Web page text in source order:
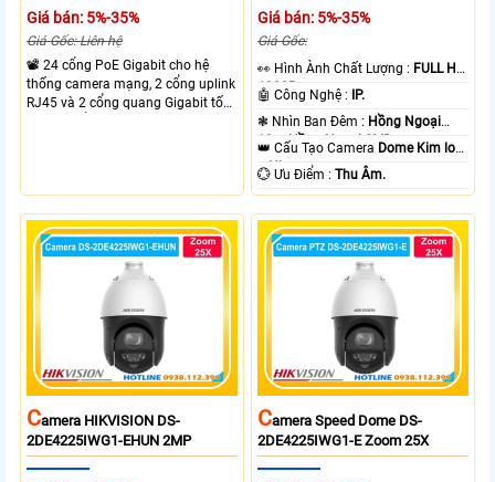
Giá bán: 5%-35%
Giá Gốc: Liên hệ
📽 24 cổng PoE Gigabit cho hệ
thống camera mạng, 2 cổng uplink
RJ45 và 2 cổng quang Gigabit tốc
Giá bán: 5%-35%
Giá Gốc:
️👀 Hình Ành Chất Lượng : FULL HD
1080P .
🤖️ Công Nghệ :
IP.
❃ Nhìn Ban Đêm : Hồng Ngoại
10m Hồng Ngoại SMD.
👑 Cấu Tạo Camera Dome Kim loại
+ Nhựa.
️💮 Ưu Điểm :Thu Âm.
CAmera HIKVISION DS-
2DE4225IWG1-EHUN 2MP
CAmera Speed Dome DS-
2DE4225IWG1-E Zoom 25X